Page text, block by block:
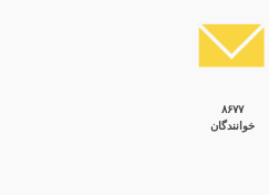
۸۶۷۷
خوانندگان